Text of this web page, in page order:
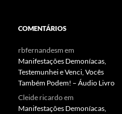
COMENTÁRIOS
rbfernandesm em
Manifestações Demoníacas,
Testemunhei e Venci, Vocês
Também Podem! – Áudio Livro
Cleide ricardoem
Manifestações Demoníacas,